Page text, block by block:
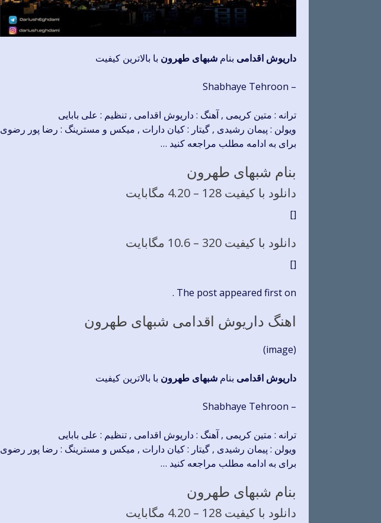
داریوش اقدامی بنام شبهای طهرون با بالاترین کیفیت
– Shabhaye Tehroon
ترانه : متین کریمی , آهنگ : داریوش اقدامی , تنظیم : علی بابایی
ویولن : پیمان رشیدی , گیتار : کیان دارات , میکس و مسترینگ : رضا پور رضوی
برای به ادامه مطلب مراجعه کنید …
بنام شبهای طهرون
دانلود با کیفیت 128 – 4.20 مگابایت
[]
دانلود با کیفیت 320 – 10.6 مگابایت
[]
The post appeared first on .
اهنگ داریوش اقدامی شبهای طهرون
(image)
داریوش اقدامی بنام شبهای طهرون با بالاترین کیفیت
– Shabhaye Tehroon
ترانه : متین کریمی , آهنگ : داریوش اقدامی , تنظیم : علی بابایی
ویولن : پیمان رشیدی , گیتار : کیان دارات , میکس و مسترینگ : رضا پور رضوی
برای به ادامه مطلب مراجعه کنید …
بنام شبهای طهرون
دانلود با کیفیت 128 – 4.20 مگابایت